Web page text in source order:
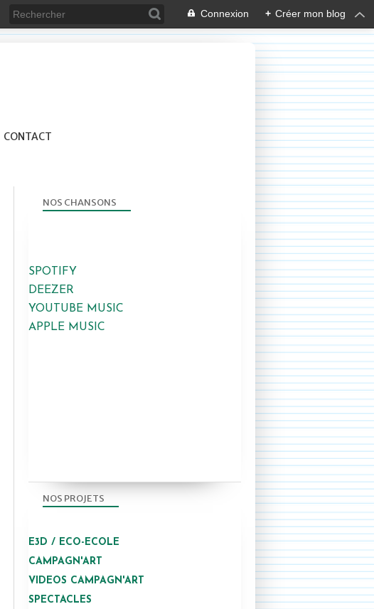
Connexion + Créer mon blog
CONTACT
NOS CHANSONS
SPOTIFY
DEEZER
YOUTUBE MUSIC
APPLE MUSIC
NOS PROJETS
E3D / ECO-ECOLE
CAMPAGN'ART
VIDEOS CAMPAGN'ART
SPECTACLES